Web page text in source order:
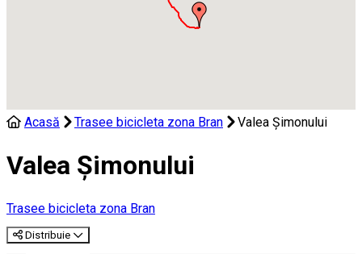
Acasă Trasee bicicleta zona Bran Valea Şimonului
Valea Şimonului
Trasee bicicleta zona Bran
Distribuie